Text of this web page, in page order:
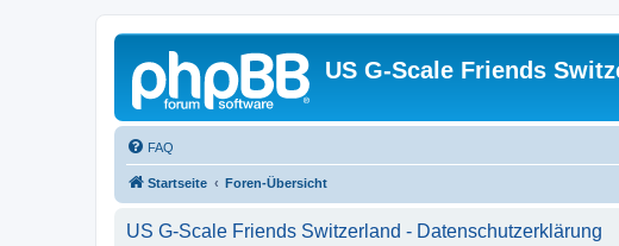
US G-Scale Friends
FAQ
Startseite Foren-Übersicht
US G-Scale Friends Switzerland - Datenschutzerklärung